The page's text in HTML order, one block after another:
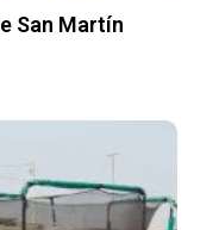
San Martín